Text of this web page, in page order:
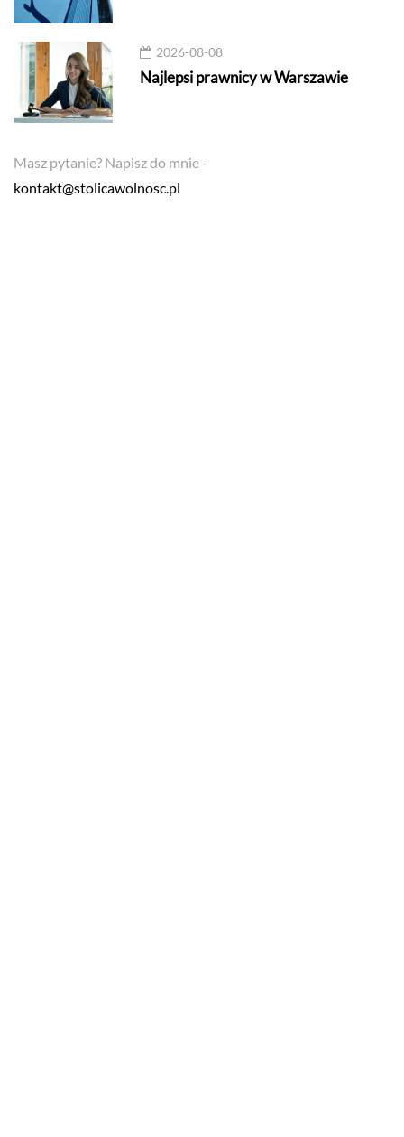
2026-08-08
Najlepsi prawnicy w Warszawie
Masz pytanie? Napisz do mnie -
kontakt@stolicawolnosc.pl